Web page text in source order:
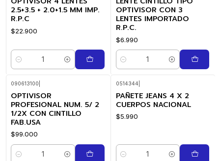
2.5+3.5 + 2.0+1.5 MM IMP.
R.P.C
$22.900
Cantidad
OPTIVISOR CON 3
LENTES IMPORTADO
R.P.C.
$6.990
Cantidad
090613100
OPTIVISOR
PROFESIONAL NUM. 5/ 2
1/2X CON CINTILLO
FAB.USA
$99.000
Cantidad
0514344
PAÑETE JEANS 4 X 2
CUERPOS NACIONAL
$5.990
Cantidad